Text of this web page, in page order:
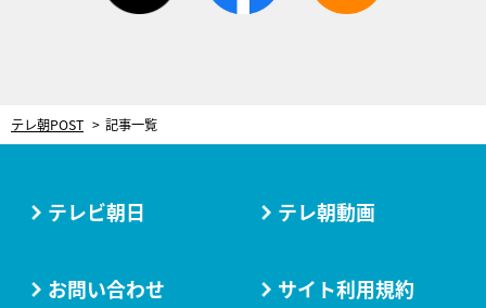
テレ朝POST 記事一覧
テレビ朝日 テレ朝動画
お問い合わせ サイト利用規約